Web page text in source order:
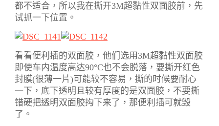
都不适合，所以我在撕开3M超黏性双面胶前，先
试抓一下位置。
看看便利插的双面胶，他们选用3M超黏性双面胶
即使车内温度高达90°C也不会脱落，要撕开红色
封膜(很薄一片)可能较不容易，撕的时候要耐心
一下，底下透明且较有厚度的是双面胶，不要撕
错硬把透明双面胶抅下来了，那便利插可就毁
了。